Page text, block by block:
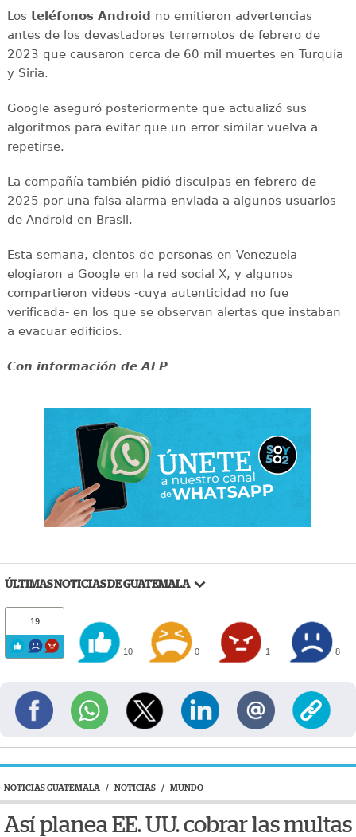
Los teléfonos Android no emitieron advertencias
antes de los devastadores terremotos de febrero de
2023 que causaron cerca de 60 mil muertes en Turquía
y Siria.
Google aseguró posteriormente que actualizó sus
algoritmos para evitar que un error similar vuelva a
repetirse.
La compañía también pidió disculpas en febrero de
2025 por una falsa alarma enviada a algunos usuarios
de Android en Brasil.
Esta semana, cientos de personas en Venezuela
elogiaron a Google en la red social X, y algunos
compartieron videos -cuya autenticidad no fue
verificada- en los que se observan alertas que instaban
a evacuar edificios.
Con información de AFP
ÚLTIMAS NOTICIAS DE GUATEMALA
19
10 0 1 8
NOTICIAS GUATEMALA / NOTICIAS / MUNDO
Así planea EE. UU. cobrar las multas